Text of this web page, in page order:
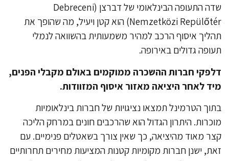
שדה התעופה הבינלאומי של דברצן (Debreceni
Nemzetközi Repülőtér) הוא קטן ויעיל, מה שהופך את
איסוף הרכב למהיר משמעותית בהשוואה לנמלי
גדולים באירופה.
חברות ההשכרה ממוקמים באולם מקבלי הפנים,
לאחר היציאה מאזור איסוף המזוודות.
הטרמינל תמצאו נציגויות של חברות בינלאומיות
היתרון הגדול הוא שהרכבים חונים במרחק הליכה
מאוד מהיציאה, כך שאין צורך בשאטלים פנימיים. עם
ישנן חברות מקומיות קטנות המציעות מחירים תחרותיים